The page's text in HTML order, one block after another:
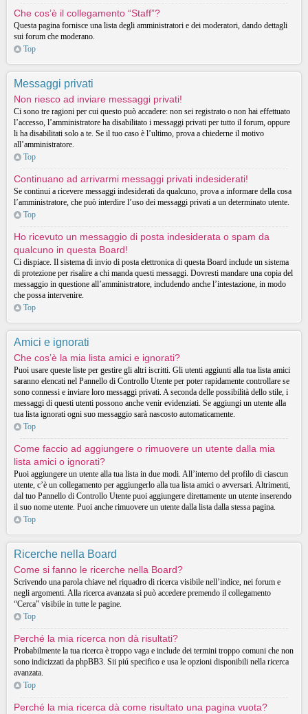
Che cos’è il collegamento “Staff”?
Questa pagina fornisce una lista degli amministratori e dei moderatori, dando dettagli
sui forum che moderano.
Top
Messaggi privati
Non riesco ad inviare messaggi privati!
Ci sono tre ragioni per cui questo può accadere: non sei registrato o non hai effettuato
l’accesso, l’amministratore ha disabilitato i messaggi privati per tutto il forum, oppure
li ha disabilitati solo a te. Se il tuo caso è l’ultimo, prova a chiederne il motivo
all’amministratore.
Top
Continuano ad arrivarmi messaggi privati indesiderati!
Se continui a ricevere messaggi indesiderati da qualcuno, prova a informare della cosa
l’amministratore, che può interdire l’uso dei messaggi privati a un determinato utente.
Top
Ho ricevuto un messaggio di posta indesiderata o spam da
qualcuno in questa Board!
Ci dispiace. Il sistema di invio di posta elettronica di questa Board include un sistema
di protezione per risalire a chi manda questi messaggi. Dovresti mandare una copia del
messaggio in questione all’amministratore, includendo anche l’intestazione, in modo
che possa intervenire.
Top
Amici e ignorati
Che cos’è la mia lista amici e ignorati?
Puoi usare queste liste per gestire gli altri iscritti. Gli utenti aggiunti alla tua lista amici
saranno elencati nel Pannello di Controllo Utente per poter rapidamente controllare se
sono connessi e inviare loro messaggi privati. A seconda delle possibilità dello stile, i
messaggi di questi utenti possono anche venir evidenziati. Se aggiungi un utente alla
tua lista ignorati ogni suo messaggio sarà nascosto automaticamente.
Top
Come faccio ad aggiungere o rimuovere un utente dalla mia
lista amici o ignorati?
Puoi aggiungere un utente alla tua lista in due modi. All’interno del profilo di ciascun
utente, c’è un collegamento per aggiungerlo alla tua lista amici o avversari. Altrimenti,
dal tuo Pannello di Controllo Utente puoi aggiungere direttamente un utente inserendo
il suo nome utente. Puoi anche rimuovere un utente dalla lista dalla stessa pagina.
Top
Ricerche nella Board
Come si fanno le ricerche nella Board?
Scrivendo una parola chiave nel riquadro di ricerca visibile nell’indice, nei forum e
negli argomenti. Alla ricerca avanzata si può accedere premendo il collegamento
“Cerca” visibile in tutte le pagine.
Top
Perché la mia ricerca non dà risultati?
Probabilmente la tua ricerca è troppo vaga e include dei termini troppo comuni che non
sono indicizzati da phpBB3. Sii piú specifico e usa le opzioni disponibili nella ricerca
avanzata.
Top
Perché la mia ricerca dà come risultato una pagina vuota?